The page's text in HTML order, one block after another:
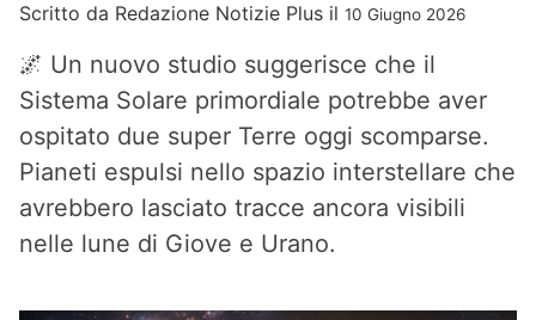
Scritto da Redazione Notizie Plus il 10 Giugno 2026
🌌 Un nuovo studio suggerisce che il
Sistema Solare primordiale potrebbe aver
ospitato due super Terre oggi scomparse.
Pianeti espulsi nello spazio interstellare che
avrebbero lasciato tracce ancora visibili
nelle lune di Giove e Urano.